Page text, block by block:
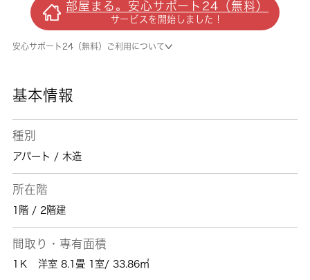
分なので、アクセスの良い物件です。日常生活
で利用頻度の高い水回りだからこそ、使い勝手
のいいシステムキッチン付きの物件を選んでみ
部屋まる。安心サポート24（無料）
サービスを開始しました！
安心サポート24（無料）ご利用について
基本情報
種別
アパート / 木造
所在階
1階 / 2階建
間取り・専有面積
1Ｋ 洋室 8.1畳 1室/ 33.86㎡